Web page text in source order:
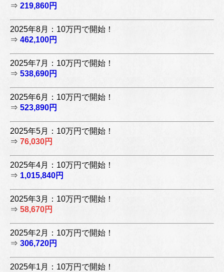
⇒ 219,860円
2025年8月：10万円で開始！
⇒ 462,100円
2025年7月：10万円で開始！
⇒ 538,690円
2025年6月：10万円で開始！
⇒ 523,890円
2025年5月：10万円で開始！
⇒ 76,030円
2025年4月：10万円で開始！
⇒ 1,015,840円
2025年3月：10万円で開始！
⇒ 58,670円
2025年2月：10万円で開始！
⇒ 306,720円
2025年1月：10万円で開始！